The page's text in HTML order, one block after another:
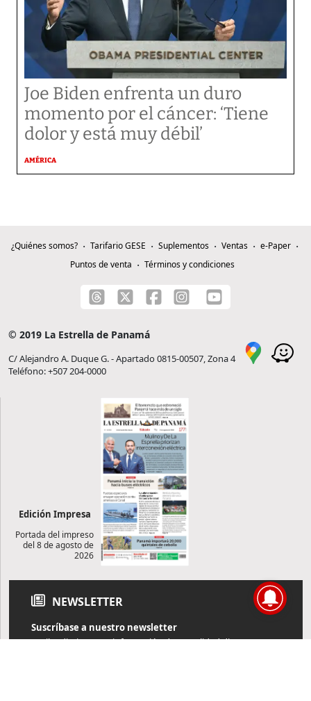
Joe Biden enfrenta un duro
momento por el cáncer: ‘Tiene
dolor y está muy débil’
AMÉRICA
¿Quiénes somos? Tarifario GESE Suplementos Ventas
e-Paper
Puntos de venta
Términos y condiciones
© 2019 La Estrella de Panamá
C/ Alejandro A. Duque G. - Apartado 0815-00507, Zona 4
Teléfono: +507 204-0000
Edición Impresa
Portada del impreso
del 8 de agosto de
2026
NEWSLETTER
Suscríbase a nuestro newsletter
Reciba diariamente información de actualidad directamente en